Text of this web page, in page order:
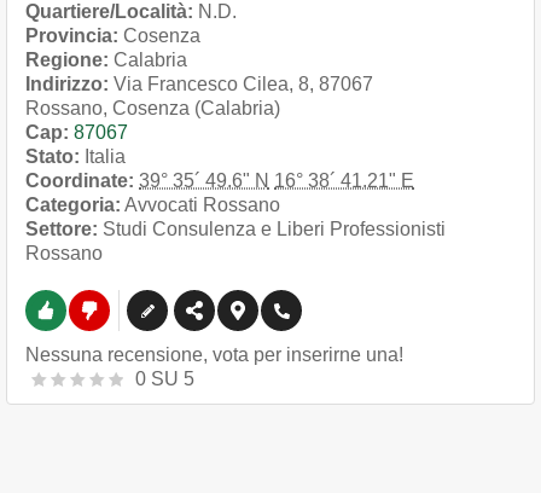
Quartiere/Località: N.D.
Provincia: Cosenza
Regione: Calabria
Indirizzo: Via Francesco Cilea, 8, 87067
Rossano, Cosenza (Calabria)
Cap: 87067
Stato: Italia
Coordinate: 39° 35´ 49.6" N 16° 38´ 41.21" E
Categoria: Avvocati Rossano
Settore: Studi Consulenza e Liberi Professionisti
Rossano
Nessuna recensione, vota per inserirne una!
0 SU 5